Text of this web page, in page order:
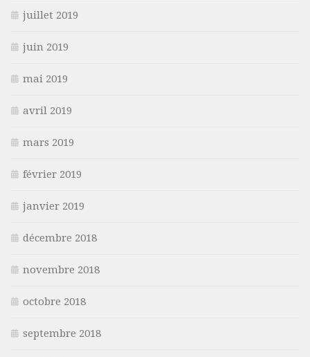
juillet 2019
juin 2019
mai 2019
avril 2019
mars 2019
février 2019
janvier 2019
décembre 2018
novembre 2018
octobre 2018
septembre 2018